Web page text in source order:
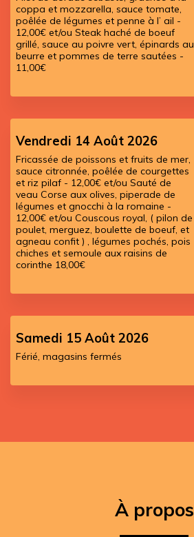
coppa et mozzarella, sauce tomate,
poêlée de légumes et penne à l’ ail -
12,00€ et/ou Steak haché de boeuf
grillé, sauce au poivre vert, épinards au
beurre et pommes de terre sautées -
11,00€
Vendredi 14 Août 2026
Fricassée de poissons et fruits de mer,
sauce citronnée, poêlée de courgettes
et riz pilaf - 12,00€ et/ou Sauté de
veau Corse aux olives, piperade de
légumes et gnocchi à la romaine -
12,00€ et/ou Couscous royal, ( pilon de
poulet, merguez, boulette de boeuf, et
agneau confit ) , légumes pochés, pois
chiches et semoule aux raisins de
corinthe 18,00€
Samedi 15 Août 2026
Férié, magasins fermés
À propos